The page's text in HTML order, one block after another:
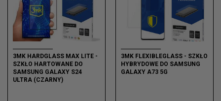
3MK HARDGLASS MAX LITE -
SZKŁO HARTOWANE DO
SAMSUNG GALAXY S24
ULTRA (CZARNY)
3MK FLEXIBLEGLASS - SZKŁO
HYBRYDOWE DO SAMSUNG
GALAXY A73 5G